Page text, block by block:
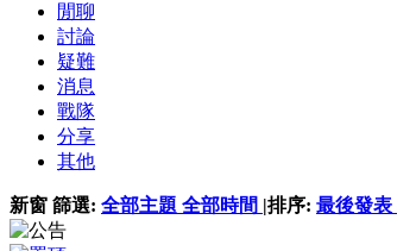
閒聊
討論
疑難
消息
戰隊
分享
其他
新窗 篩選: 全部主題 全部時間 |排序: 最後發表